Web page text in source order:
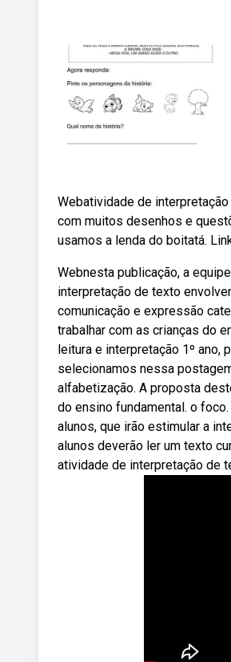
Webatividade de
com muitos desenhos e
usamos a lenda do boitatá.
Webnesta publicação, a
interpretação de texto
comunicação e expressão
trabalhar com as crianças do
leitura e interpretação 1º ano,
selecionamos nessa
alfabetização. A proposta
do ensino fundamental. o
alunos, que irão estimular a
alunos deverão ler um texto
atividade de interpretação de